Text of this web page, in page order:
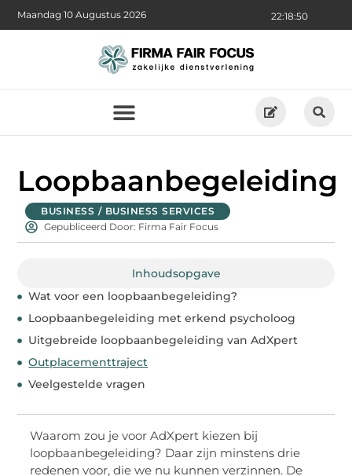
22:18:51
Maandag 10 Augustus 2026
Loopbaanbegeleiding
BUSINESS / BUSINESS SERVICES
Gepubliceerd Door: Firma Fair Focus
Inhoudsopgave
Wat voor een loopbaanbegeleiding?
Loopbaanbegeleiding met erkend psycholoog
Uitgebreide loopbaanbegeleiding van AdXpert
Outplacementtraject
Veelgestelde vragen
Waarom zou je voor AdXpert kiezen bij
loopbaanbegeleiding? Daar zijn minstens drie
redenen voor, die we nu kunnen verzinnen. De